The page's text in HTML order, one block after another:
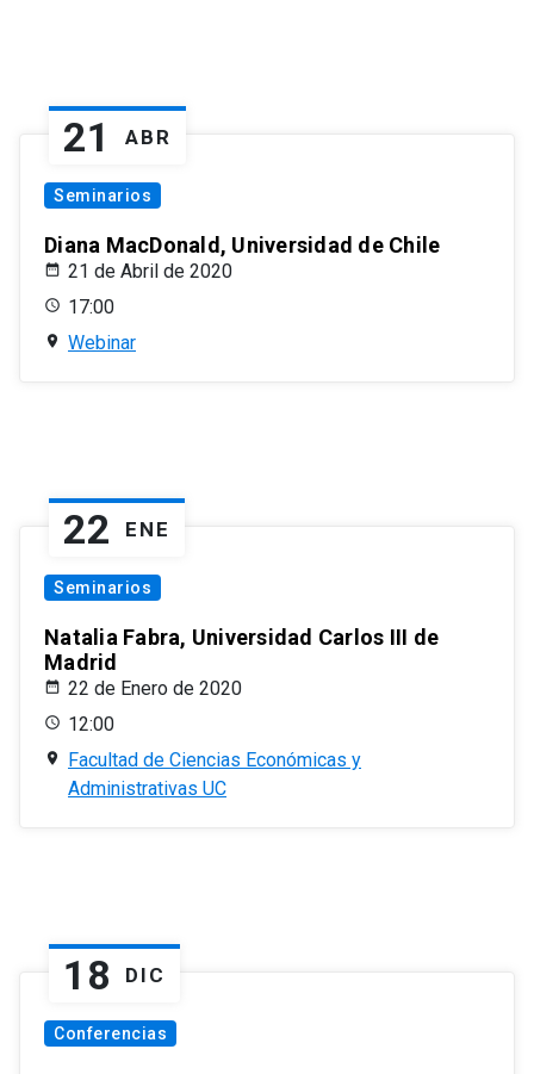
21 ABR
Seminarios
Diana MacDonald, Universidad de Chile
21 de Abril de 2020
17:00
Webinar
22 ENE
Seminarios
Natalia Fabra, Universidad Carlos III de
Madrid
22 de Enero de 2020
12:00
Facultad de Ciencias Económicas y
Administrativas UC
18 DIC
Conferencias